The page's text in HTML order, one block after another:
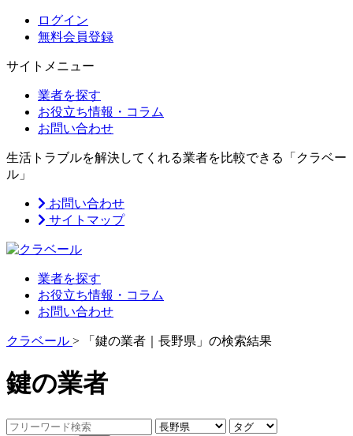
ログイン
無料会員登録
サイトメニュー
業者を探す
お役立ち情報・コラム
お問い合わせ
生活トラブルを解決してくれる業者を比較できる「クラベー
ル」
お問い合わせ
サイトマップ
業者を探す
お役立ち情報・コラム
お問い合わせ
クラベール > 「鍵の業者｜長野県」の検索結果
鍵の業者